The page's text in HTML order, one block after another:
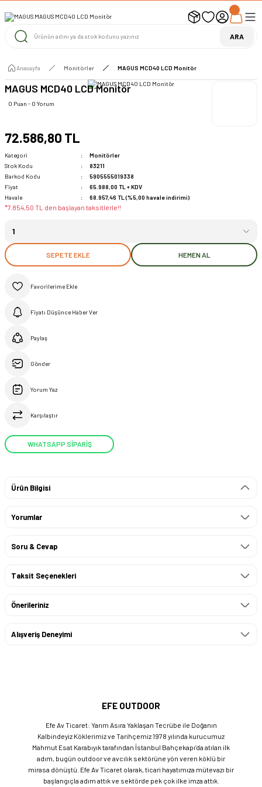
UYARI ! KARGOLAR 13 TEMMUZ 2026 YAPILACAK
1000 TL ve Üzeri Ücretsiz Kargo 1000 TL ve Üzeri Ücretsiz Kargo ARA
Anasayfa Monitörler MAGUS MCD40 LCD Monitör
MAGUS MCD40 LCD Monitör
0 Puan - 0 Yorum
72.586,80 TL
Kategori
Monitörler
Stok Kodu
83211
Barkod Kodu
5905555019338
Fiyat
65.988,00 TL + KDV
Havale
68.957,46 TL (%5,00 havale indirimi)
*7.854,50 TL den başlayan taksitlerle!!
SEPETE EKLE HEMEN AL
Fiyatı Düşünce Haber Ver
Paylaş
Gönder
Yorum Yaz
Karşılaştır
WHATSAPP SİPARİŞ
Ürün Bilgisi
Yorumlar
Soru & Cevap
Taksit Seçenekleri
Önerileriniz
Alışveriş Deneyimi
EFE OUTDOOR
Efe Av Ticaret: Yarım Asıra Yaklaşan Tecrübe ile Doğanın
Kalbindeyiz Köklerimiz ve Tarihçemiz 1978 yılında kurucumuz
Mahmut Esat Karabıyık tarafından İstanbul Bahçekapı’da atılan ilk
adım, bugün outdoor ve avcılık sektörüne yön veren köklü bir
mirasa dönüştü. Efe Av Ticaret olarak, ticari hayatımıza mütevazı bir
başlangıçla adım attık ve sektörde pek çok ilke imza attık.